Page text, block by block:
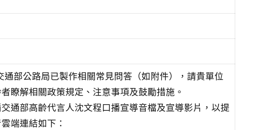
部公路局已製作相關常見問答（如附件），請貴單位
瞭解相關政策規定、注意事項及鼓勵措施。
通部高齡代言人沈文程口播宣導音檔及宣導影片，以提
端連結如下：